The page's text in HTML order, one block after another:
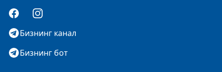
FacebookInstagram
Бизнинг канал
Бизнинг бот